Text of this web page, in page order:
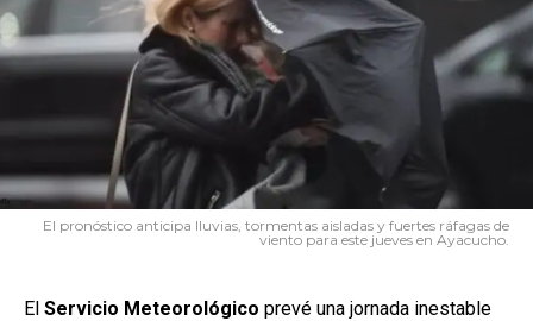
El pronóstico anticipa lluvias, tormentas aisladas y fuertes ráfagas de
viento para este jueves en Ayacucho.
El Servicio Meteorológico prevé una jornada inestable